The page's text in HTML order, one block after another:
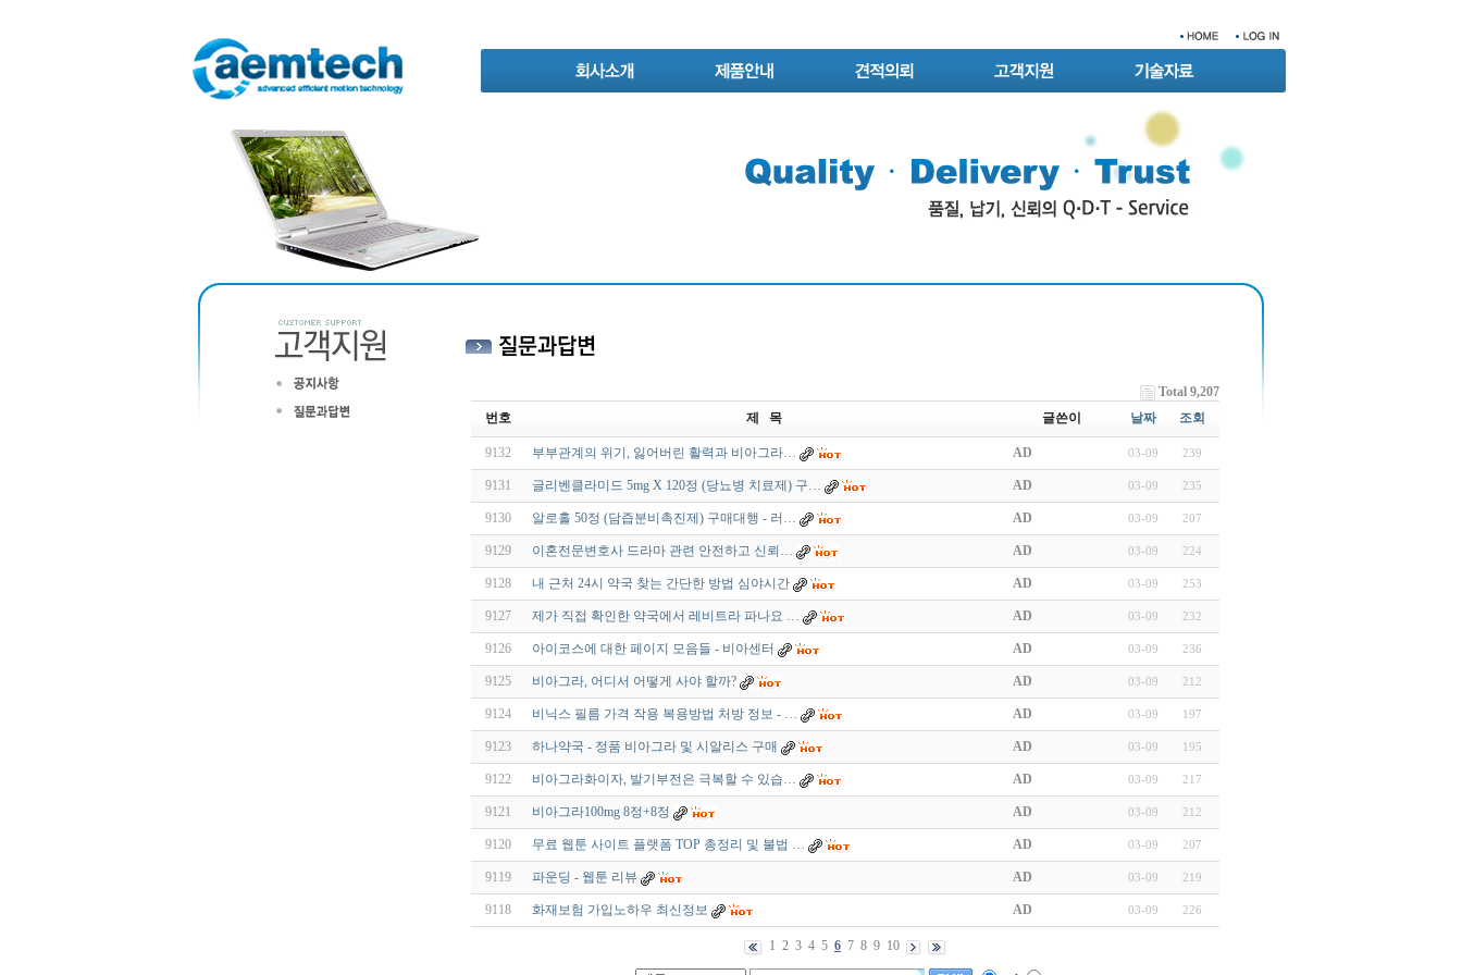
Total 9,207
번호
제 목 글쓴이 날짜 조회
9132 부부관계의 위기, 잃어버린 활력과 비아그라… AD 03-09 239
9131 글리벤클라미드 5mg X 120정 (당뇨병 치료제) 구… AD 03-09 235
9130 알로홀 50정 (담즙분비촉진제) 구매대행 - 러… AD 03-09 207
9129 이혼전문변호사 드라마 관련 안전하고 신뢰… AD 03-09 224
9128 내 근처 24시 약국 찾는 간단한 방법 심야시간 AD 03-09 253
9127 제가 직접 확인한 약국에서 레비트라 파나요 … AD 03-09 232
9126 아이코스에 대한 페이지 모음들 - 비아센터 AD 03-09 236
9125 비아그라, 어디서 어떻게 사야 할까? AD 03-09 212
9124 비닉스 필름 가격 작용 복용방법 처방 정보 - … AD 03-09 197
9123 하나약국 - 정품 비아그라 및 시알리스 구매 AD 03-09 195
9122 비아그라화이자, 발기부전은 극복할 수 있습… AD 03-09 217
9121 비아그라100mg 8정+8정 AD 03-09 212
9120 무료 웹툰 사이트 플랫폼 TOP 총정리 및 불법 … AD 03-09 207
9119 파운딩 - 웹툰 리뷰 AD 03-09 219
9118 화재보험 가입노하우 최신정보 AD 03-09 226
1 2 3 4 5 6 7 8 9 10